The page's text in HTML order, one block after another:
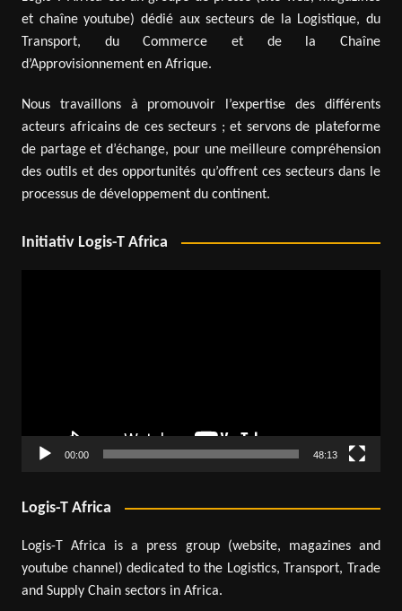
et chaîne youtube) dédié aux secteurs de la Logistique, du
Transport, du Commerce et de la Chaîne
d’Approvisionnement en Afrique.
Nous travaillons à promouvoir l’expertise des différents
acteurs africains de ces secteurs ; et servons de plateforme
de partage et d’échange, pour une meilleure compréhension
des outils et des opportunités qu’offrent ces secteurs dans le
processus de développement du continent.
Initiativ Logis-T Africa
00:00 48:13
Logis-T Africa
Logis-T Africa is a press group (website, magazines and
youtube channel) dedicated to the Logistics, Transport, Trade
and Supply Chain sectors in Africa.